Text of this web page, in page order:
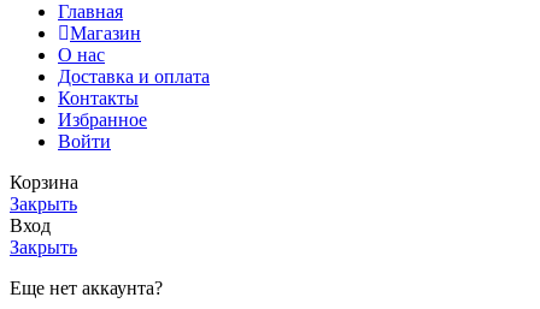
Главная
Магазин
О нас
Доставка и оплата
Контакты
Избранное
Войти
Корзина
Закрыть
Вход
Закрыть
Еще нет аккаунта?